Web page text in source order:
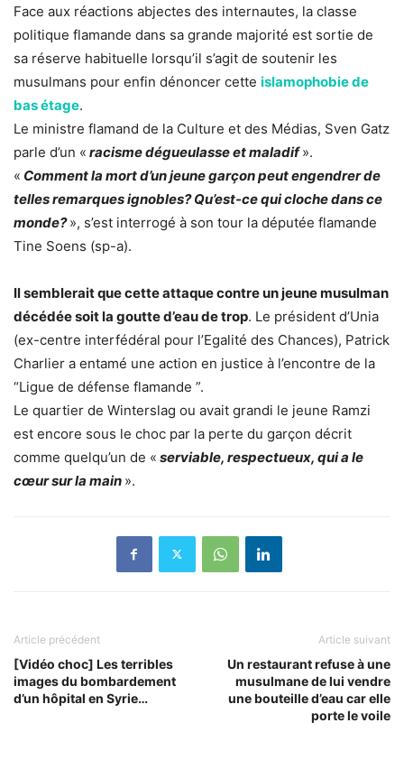
Face aux réactions abjectes des internautes, la classe
politique flamande dans sa grande majorité est sortie de
sa réserve habituelle lorsqu’il s’agit de soutenir les
musulmans pour enfin dénoncer cette islamophobie de
bas étage.
Le ministre flamand de la Culture et des Médias, Sven Gatz
parle d’un « racisme dégueulasse et maladif ».
« Comment la mort d’un jeune garçon peut engendrer de
telles remarques ignobles? Qu’est-ce qui cloche dans ce
monde? », s’est interrogé à son tour la députée flamande
Tine Soens (sp-a).
Il semblerait que cette attaque contre un jeune musulman
décédée soit la goutte d’eau de trop. Le président d’Unia
(ex-centre interfédéral pour l’Egalité des Chances), Patrick
Charlier a entamé une action en justice à l’encontre de la
“Ligue de défense flamande ”.
Le quartier de Winterslag ou avait grandi le jeune Ramzi
est encore sous le choc par la perte du garçon décrit
comme quelqu’un de « serviable, respectueux, qui a le
cœur sur la main ».
Article précédent
[Vidéo choc] Les terribles
images du bombardement
d’un hôpital en Syrie…
Article suivant
Un restaurant refuse à une
musulmane de lui vendre
une bouteille d’eau car elle
porte le voile